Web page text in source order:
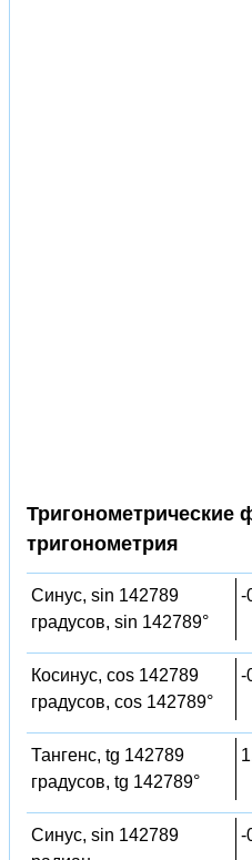
Тригонометрические
тригонометрия
Синус, sin 142789
градусов, sin 142789°
-
Косинус, cos 142789
градусов, cos 142789°
-
Тангенс, tg 142789
градусов, tg 142789°
Синус, sin 142789
-